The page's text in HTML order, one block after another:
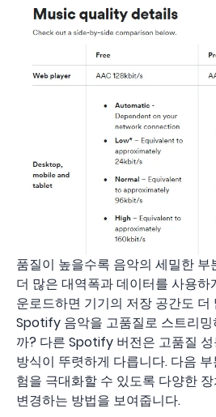
품질이 높을수록 음악의 세밀한
더 많은 대역폭과 데이터를 사용
운로드하면 기기의 저장 공간도
Spotify 음악을 고품질로 스트리밍
까? 다른 Spotify 버전은 고품질
방식이 뚜렷하게 다릅니다. 다음
험을 극대화할 수 있도록 다양한
변경하는 방법을 보여줍니다.